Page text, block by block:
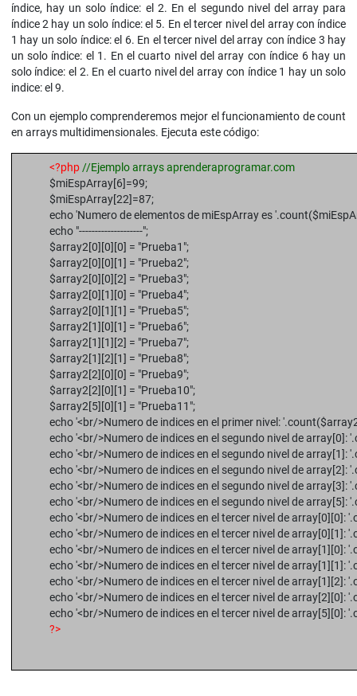
índice, hay un solo índice: el 2. En el segundo nivel del array para
índice 2 hay un solo índice: el 5. En el tercer nivel del array con índice
1 hay un solo índice: el 6. En el tercer nivel del array con índice 3 hay
un solo índice: el 1. En el cuarto nivel del array con índice 6 hay un
solo índice: el 2. En el cuarto nivel del array con índice 1 hay un solo
indice: el 9.
Con un ejemplo comprenderemos mejor el funcionamiento de count
en arrays multidimensionales. Ejecuta este código:
<?php //Ejemplo arrays aprenderaprogramar.com
$miEspArray[6]=99;
$miEspArray[22]=87;
echo 'Numero de elementos de miEspArray es
echo "--------------------";
$array2[0][0][0] = "Prueba1";
$array2[0][0][1] = "Prueba2";
$array2[0][0][2] = "Prueba3";
$array2[0][1][0] = "Prueba4";
$array2[0][1][1] = "Prueba5";
$array2[1][0][1] = "Prueba6";
$array2[1][1][2] = "Prueba7";
$array2[1][2][1] = "Prueba8";
$array2[2][0][0] = "Prueba9";
$array2[2][0][1] = "Prueba10";
$array2[5][0][1] = "Prueba11";
echo '<br/>Numero de indices en el primer nivel:
echo '<br/>Numero de indices en el segundo nivel de array[0]:
echo '<br/>Numero de indices en el segundo nivel de array[1]:
echo '<br/>Numero de indices en el segundo nivel de array[2]:
echo '<br/>Numero de indices en el segundo nivel de array[3]:
echo '<br/>Numero de indices en el segundo nivel de array[5]:
echo '<br/>Numero de indices en el tercer nivel de array[0][0]:
echo '<br/>Numero de indices en el tercer nivel de array[0][1]:
echo '<br/>Numero de indices en el tercer nivel de array[1][0]:
echo '<br/>Numero de indices en el tercer nivel de array[1][1]:
echo '<br/>Numero de indices en el tercer nivel de array[1][2]:
echo '<br/>Numero de indices en el tercer nivel de array[2][0]:
echo '<br/>Numero de indices en el tercer nivel de array[5][0]:
?>